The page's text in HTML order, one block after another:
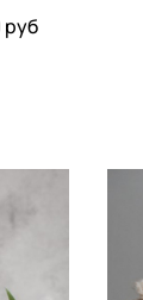
руб